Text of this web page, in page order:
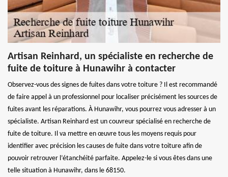
Artisan Reinhard, un spécialiste en recherche de
fuite de toiture à Hunawihr à contacter
Observez-vous des signes de fuites dans votre toiture ? Il est recommandé
de faire appel à un professionnel pour localiser précisément les sources de
fuites avant les réparations. À Hunawihr, vous pourrez vous adresser à un
spécialiste. Artisan Reinhard est un couvreur spécialisé en recherche de
fuite de toiture. Il va mettre en œuvre tous les moyens requis pour
identifier avec précision les causes de fuite dans votre toiture afin de
pouvoir retrouver l’étanchéité parfaite. Appelez-le si vous êtes dans une
telle situation à Hunawihr, dans le 68150.